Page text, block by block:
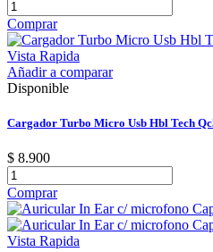
Comprar
Vista Rapida
Añadir a comparar
Disponible
Cargador Turbo Micro Usb Hbl Tech
$ 8.900
Comprar
Vista Rapida